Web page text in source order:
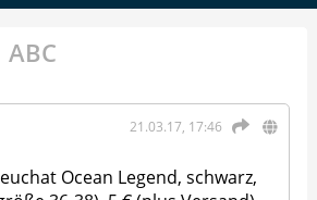
ABC
21.03.17, 17:46
Ocean Legend, schwarz,